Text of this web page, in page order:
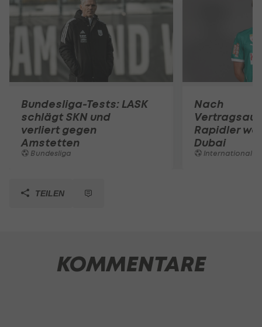
Bundesliga-Tests: LASK
schlägt SKN und
verliert gegen
Amstetten
Bundesliga
Nach
Rapidler
Dubai
International
TEILEN
KOMMENTARE